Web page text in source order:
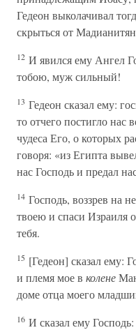
Гедеон выколачивал
скрыться от
12 И явился ему Ангел
тобою, муж сильный!
13 Гедеон сказал ему:
то отчего постигло нас
чудеса Его, о которых
говоря: «из Египта
нас Господь и предал
14 Господь, воззрев на
твоею и спаси Израиля
тебя.
15 [Гедеон] сказал ему:
и племя мое в колене
доме отца моего
16 И сказал ему